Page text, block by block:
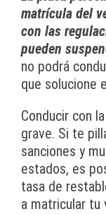
matrícula del
con las
pueden
no podrá
que solucione
Conducir con
grave. Si te
sanciones y
estados, es
tasa de
a matricular tu